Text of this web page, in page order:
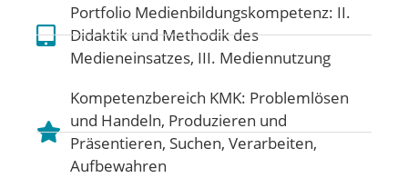
Portfolio Medienbildungskompetenz: II.
Didaktik und Methodik des
Medieneinsatzes, III. Mediennutzung
Kompetenzbereich KMK: Problemlösen
und Handeln, Produzieren und
Präsentieren, Suchen, Verarbeiten,
Aufbewahren